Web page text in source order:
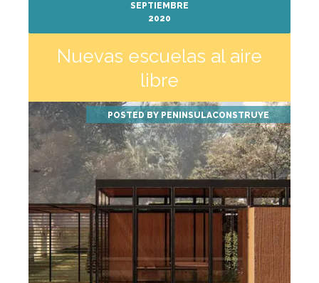
SEPTIEMBRE
2020
Nuevas escuelas al aire
libre
POSTED BY PENINSULACONSTRUYE